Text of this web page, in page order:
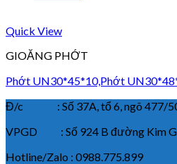
Quick View
GIOĂNG PHỚT
Phớt UN30*45*10,Phớt
Đ/c : Số 37A, tổ 6, ngõ 477/50
VPGD : Số 924 B đường Kim
Hotline/Zalo : 0988.775.899